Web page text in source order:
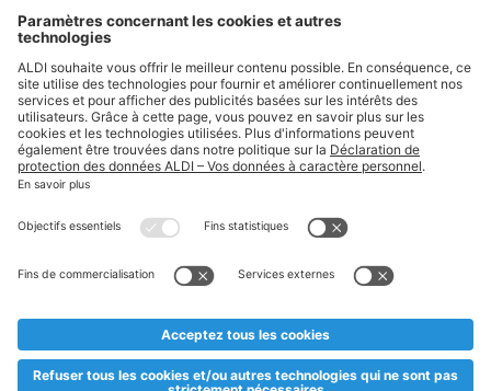
Suivez ALDI Luxembourg
Textes marqués d'un astérisque et mentions légales
esoulaang bis de Stock eidel ass. Mir soen Iech Merci fir Äert
Planifikatioun ausverkaaft sollte sinn. De VALORLUX-Präis an
** Op dësem Site huet d'Benotze vun der männlecher Form eng
besser Liesbarkeet am Sënn an huet keng diskriminéierend